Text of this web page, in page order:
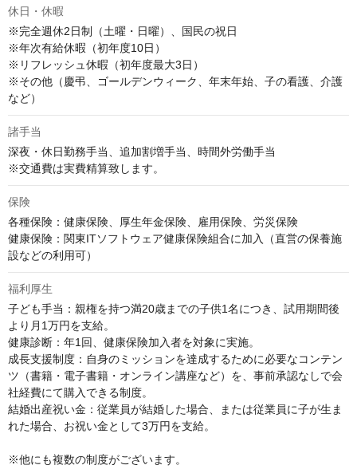
休日・休暇
※完全週休2日制（土曜・日曜）、国民の祝日
※年次有給休暇（初年度10日）
※リフレッシュ休暇（初年度最大3日）
※その他（慶弔、ゴールデンウィーク、年末年始、子の看護、介護
など）
諸手当
深夜・休日勤務手当、追加割増手当、時間外労働手当
※交通費は実費精算致します。
保険
各種保険：健康保険、厚生年金保険、雇用保険、労災保険
健康保険：関東ITソフトウェア健康保険組合に加入（直営の保養施
設などの利用可）
福利厚生
子ども手当：親権を持つ満20歳までの子供1名につき、試用期間後
より月1万円を支給。
健康診断：年1回、健康保険加入者を対象に実施。
成長支援制度：自身のミッションを達成するために必要なコンテン
ツ（書籍・電子書籍・オンライン講座など）を、事前承認なしで会
社経費にて購入できる制度。
結婚出産祝い金：従業員が結婚した場合、または従業員に子が生ま
れた場合、お祝い金として3万円を支給。
※他にも複数の制度がございます。